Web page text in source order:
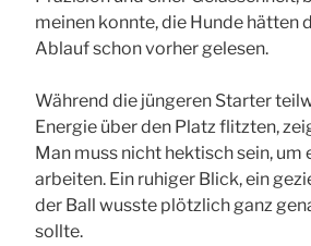
meinen konnte, die Hunde hätten
Ablauf schon vorher gelesen.
Während die jüngeren Starter
Energie über den Platz flitzten,
Man muss nicht hektisch sein, um
arbeiten. Ein ruhiger Blick, ein
der Ball wusste plötzlich ganz
sollte.